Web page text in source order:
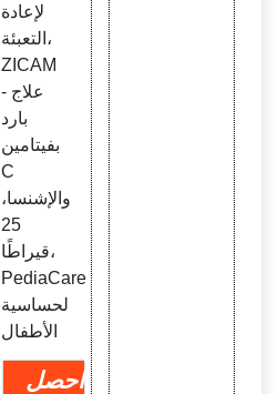
لإعادة
التعبئة،
ZICAM
- علاج
بارد
بفيتامين
C
والإشنسا،
25
قيراطًا،
PediaCare
لحساسية
الأطفال
احصل